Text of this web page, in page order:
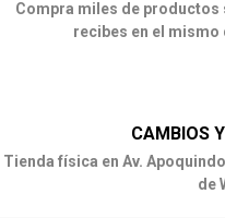
Compra miles de
recibes en el mismo
CAMBIOS
Tienda física en Av.
de